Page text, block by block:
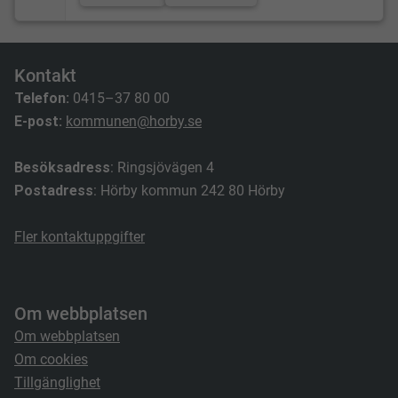
Kontakt
Telefon: 0415–37 80 00
E-post: kommunen@horby.se
Besöksadress: Ringsjövägen 4
Postadress: Hörby kommun 242 80 Hörby
Fler kontaktuppgifter
Om webbplatsen
Om webbplatsen
Om cookies
Tillgänglighet